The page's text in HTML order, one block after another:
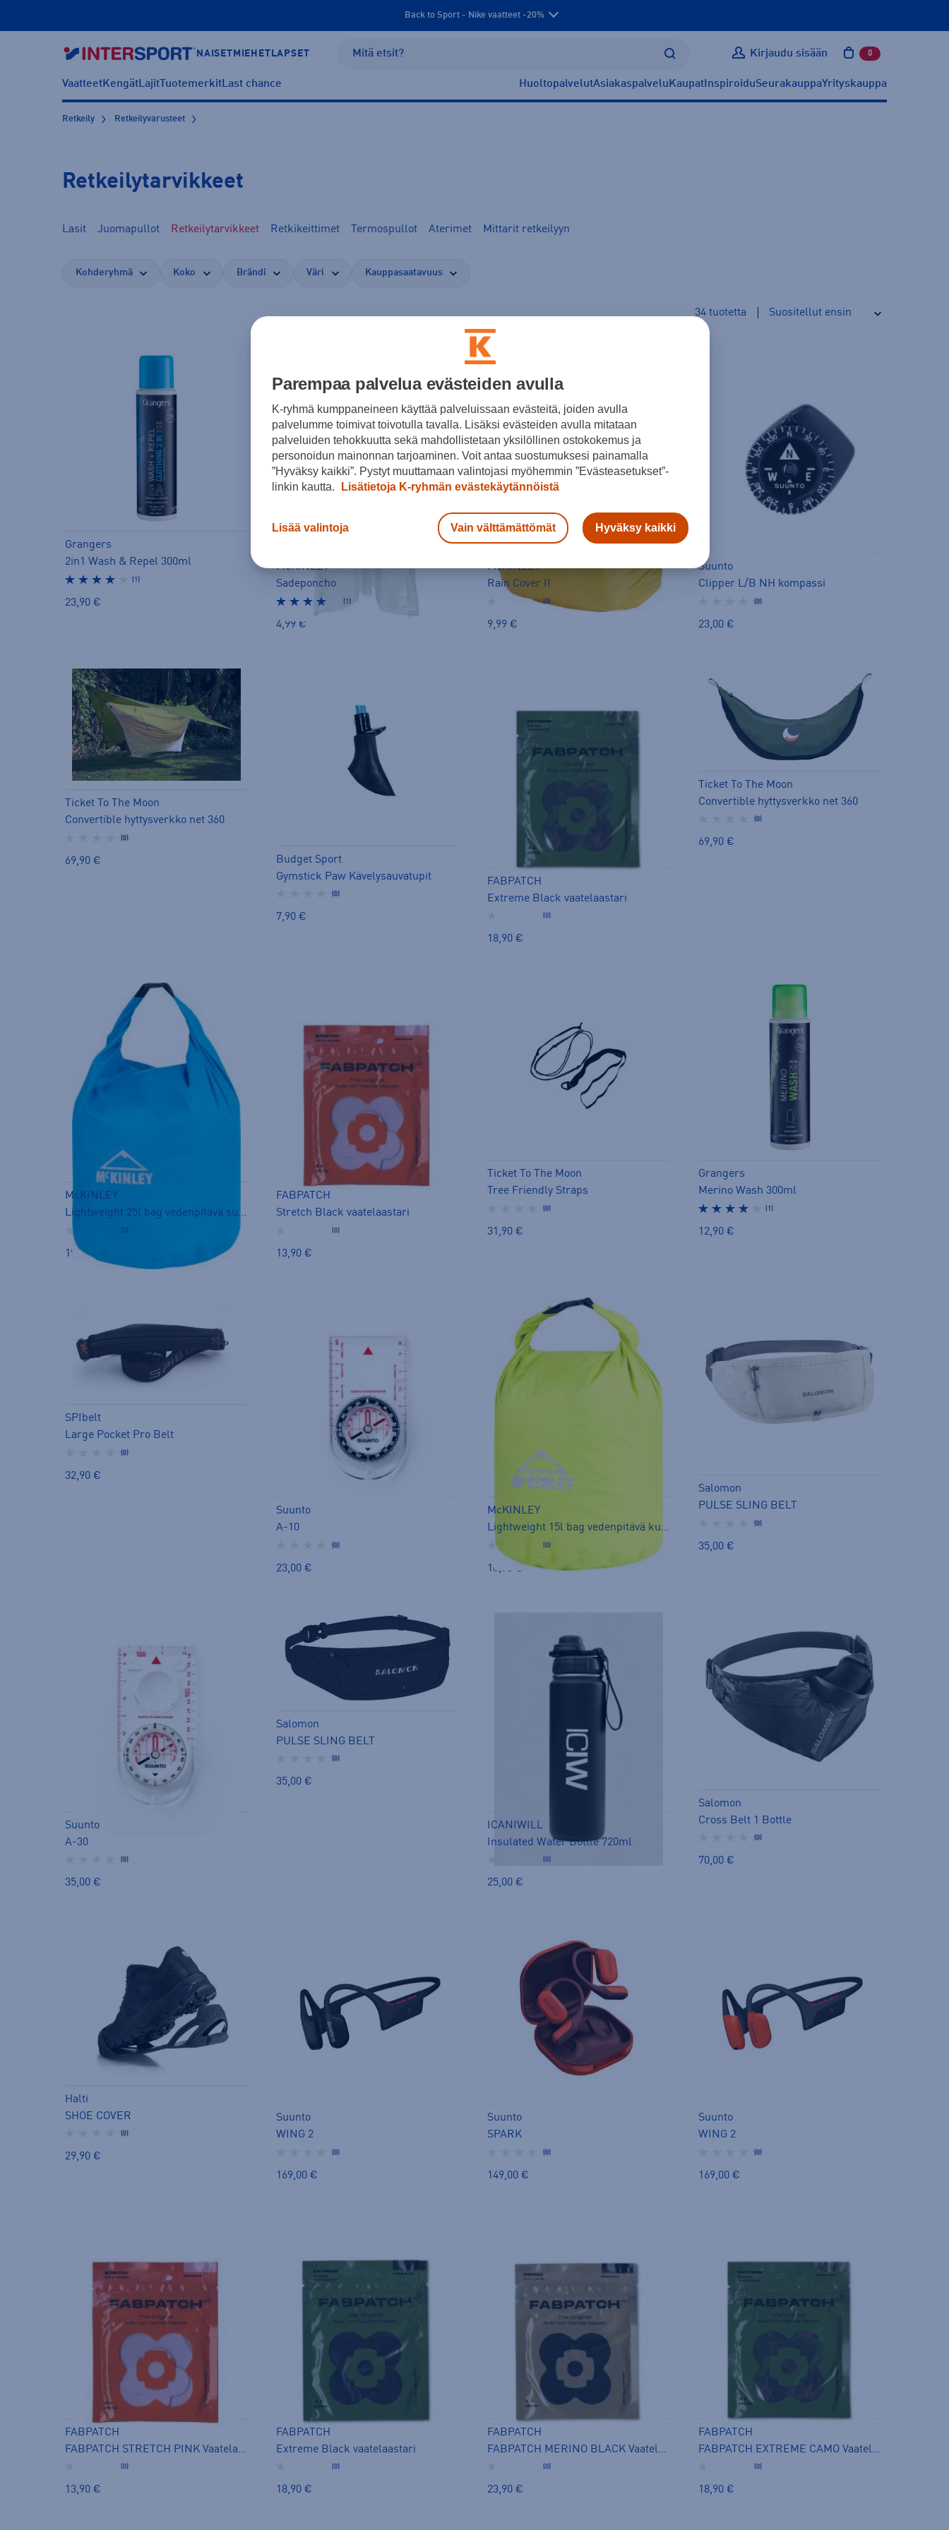
Back to Sport - Nike vaatteet -20%
NAISET MIEHET LAPSET Kirjaudu sisään 0 tuotetta
VaatteetKengätLajitTuotemerkitLast chance HuoltopalvelutAsiakaspalvelu Kaupat InspiroiduSeurakauppaYrityskauppa
Retkeily Retkeilyvarusteet
Retkeilytarvikkeet
Lasit Juomapullot Retkeilytarvikkeet Retkikeittimet Termospullot Aterimet Mittarit retkeilyyn
Kohderyhmä Koko Brändi Väri Kauppasaatavuus
34 tuotetta
Grangers
2in1 Wash & Repel 300ml
(1)
23,90 €
McKINLEY
Sadeponcho
(1)
4,99 €
McKINLEY
Rain Cover II
(0)
9,99 €
Suunto
Clipper L/B NH kompassi
(0)
23,00 €
Ticket To The Moon
Convertible hyttysverkko net 360
(0)
69,90 €
Budget Sport
Gymstick Paw Kävelysauvatupit
(0)
7,90 €
FABPATCH
Extreme Black vaatelaastari
(0)
18,90 €
Ticket To The Moon
Convertible hyttysverkko net 360
(0)
69,90 €
McKINLEY
Lightweight 25l bag vedenpitävä suojapussi
(0)
19,90 €
FABPATCH
Stretch Black vaatelaastari
(0)
13,90 €
Ticket To The Moon
Tree Friendly Straps
(0)
31,90 €
Grangers
Merino Wash 300ml
(1)
12,90 €
SPIbelt
Large Pocket Pro Belt
(0)
32,90 €
Suunto
A-10
(0)
23,00 €
McKINLEY
Lightweight 15l bag vedenpitävä kuivapussi
(0)
16,90 €
Salomon
PULSE SLING BELT
(0)
35,00 €
Suunto
A-30
(0)
35,00 €
Salomon
PULSE SLING BELT
(0)
35,00 €
ICANIWILL
Insulated Water Bottle 720ml
(0)
25,00 €
Salomon
Cross Belt 1 Bottle
(0)
70,00 €
Halti
SHOE COVER
(0)
29,90 €
Suunto
WING 2
(0)
169,00 €
Suunto
SPARK
(0)
149,00 €
Suunto
WING 2
(0)
169,00 €
FABPATCH
FABPATCH STRETCH PINK Vaatelaastari
(0)
13,90 €
FABPATCH
Extreme Black vaatelaastari
(0)
18,90 €
FABPATCH
FABPATCH MERINO BLACK Vaatelaastari
(0)
23,90 €
FABPATCH
FABPATCH EXTREME CAMO Vaatelaastari
(0)
18,90 €
Parempaa palvelua evästeiden avulla
K-ryhmä kumppaneineen käyttää palveluissaan evästeitä, joiden avulla
palvelumme toimivat toivotulla tavalla. Lisäksi evästeiden avulla mitataan
palveluiden tehokkuutta sekä mahdollistetaan yksilöllinen ostokokemus ja
personoidun mainonnan tarjoaminen. Voit antaa suostumuksesi painamalla
”Hyväksy kaikki”. Pystyt muuttamaan valintojasi myöhemmin ”Evästeasetukset”-
linkin kautta.
Lisätietoja K-ryhmän evästekäytännöistä
Lisää valintoja Vain välttämättömät Hyväksy kaikki